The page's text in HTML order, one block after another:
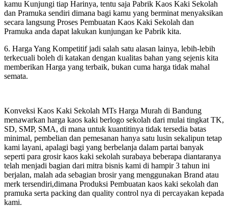
kamu Kunjungi tiap Harinya, tentu saja Pabrik Kaos Kaki Sekolah
dan Pramuka sendiri dimana bagi kamu yang berminat menyaksikan
secara langsung Proses Pembuatan Kaos Kaki Sekolah dan
Pramuka anda dapat lakukan kunjungan ke Pabrik kita.
6. Harga Yang Kompetitif jadi salah satu alasan lainya, lebih-lebih
terkecuali boleh di katakan dengan kualitas bahan yang sejenis kita
memberikan Harga yang terbaik, bukan cuma harga tidak mahal
semata.
Konveksi Kaos Kaki Sekolah MTs Harga Murah di Bandung
menawarkan harga kaos kaki berlogo sekolah dari mulai tingkat TK,
SD, SMP, SMA, di mana untuk kuantitinya tidak tersedia batas
minimal, pembelian dan pemesanan hanya satu lusin sekalipun tetap
kami layani, apalagi bagi yang berbelanja dalam partai banyak
seperti para grosir kaos kaki sekolah surabaya beberapa diantaranya
telah menjadi bagian dari mitra bisnis kami di hampir 3 tahun ini
berjalan, malah ada sebagian brosir yang menggunakan Brand atau
merk tersendiri,dimana Produksi Pembuatan kaos kaki sekolah dan
pramuka serta packing dan quality control nya di percayakan kepada
kami.